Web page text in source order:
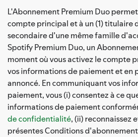
L'Abonnement Premium Duo
compte principal et à un (1) titulaire
secondaire d'une même famille
Spotify Premium Duo, un
moment où vous activez le compte
vos informations de paiement et en
annoncé. En communiquant vos
paiement, vous (i) consentez à ce
informations de paiement
de confidentialité, (ii) reconnaissez
présentes Conditions